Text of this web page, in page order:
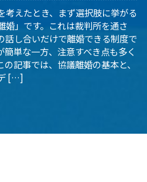
考えたとき、まず選択肢に挙がる
婚」です。これは裁判所を通さ
話し合いだけで離婚できる制度で
簡単な一方、注意すべき点も多く
の記事では、協議離婚の基本と、
[…]